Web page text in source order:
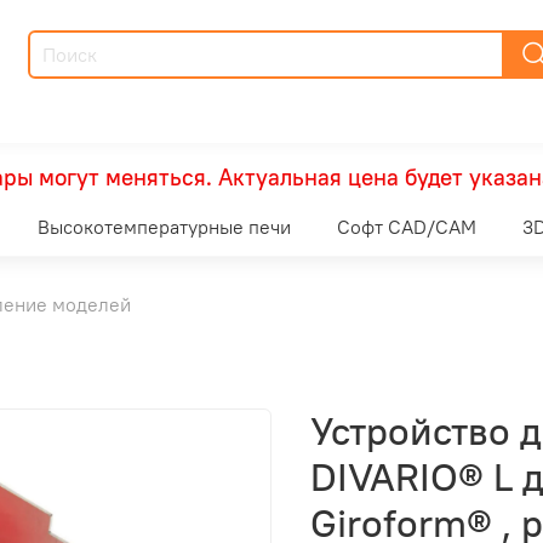
могут меняться. Актуальная цена будет
Высокотемпературные печи Софт CAD/CAM
моделей
Устройство
DIVARIO® L
Giroform® ,